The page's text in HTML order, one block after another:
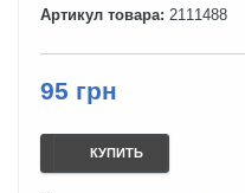
Артикул товара: 2111488
95 грн
КУПИТЬ